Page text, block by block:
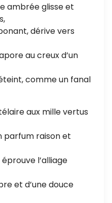
ambrée glisse et
dérive vers
au creux d’un
comme un fanal
aux mille vertus
parfum raison et
l’alliage
et d’une douce